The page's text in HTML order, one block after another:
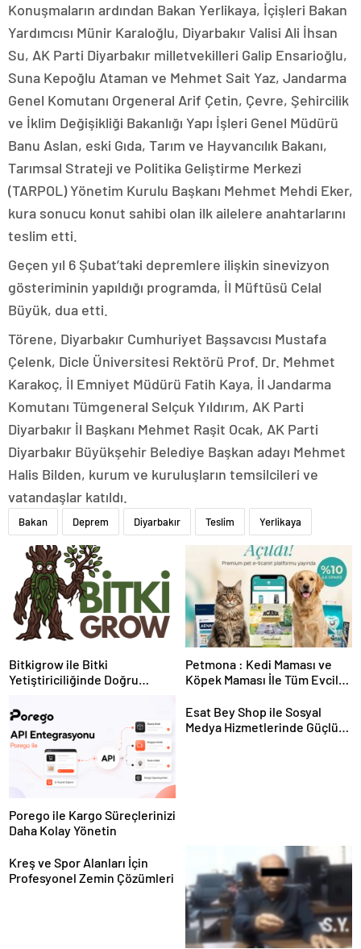
Konuşmaların ardından Bakan Yerlikaya, İçişleri Bakan
Yardımcısı Münir Karaloğlu, Diyarbakır Valisi Ali İhsan
Su, AK Parti Diyarbakır milletvekilleri Galip Ensarioğlu,
Suna Kepoğlu Ataman ve Mehmet Sait Yaz, Jandarma
Genel Komutanı Orgeneral Arif Çetin, Çevre, Şehircilik
ve İklim Değişikliği Bakanlığı Yapı İşleri Genel Müdürü
Banu Aslan, eski Gıda, Tarım ve Hayvancılık Bakanı,
Tarımsal Strateji ve Politika Geliştirme Merkezi
(TARPOL) Yönetim Kurulu Başkanı Mehmet Mehdi Eker,
kura sonucu konut sahibi olan ilk ailelere anahtarlarını
teslim etti.
Geçen yıl 6 Şubat’taki depremlere ilişkin sinevizyon
gösteriminin yapıldığı programda, İl Müftüsü Celal
Büyük, dua etti.
Törene, Diyarbakır Cumhuriyet Başsavcısı Mustafa
Çelenk, Dicle Üniversitesi Rektörü Prof. Dr. Mehmet
Karakoç, İl Emniyet Müdürü Fatih Kaya, İl Jandarma
Komutanı Tümgeneral Selçuk Yıldırım, AK Parti
Diyarbakır İl Başkanı Mehmet Raşit Ocak, AK Parti
Diyarbakır Büyükşehir Belediye Başkan adayı Mehmet
Halis Bilden, kurum ve kuruluşların temsilcileri ve
vatandaşlar katıldı.
Bakan Deprem Diyarbakır Teslim Yerlikaya
Bitkigrow ile Bitki
Yetiştiriciliğinde Doğru
Petmona : Kedi Maması ve
Köpek Maması İle Tüm Evcil
Porego ile Kargo Süreçlerinizi
Daha Kolay Yönetin
Esat Bey Shop ile Sosyal
Medya Hizmetlerinde Güçlü
Kreş ve Spor Alanları İçin
Profesyonel Zemin Çözümleri